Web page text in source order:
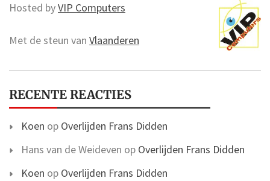
Hosted byVIP Computers
Met de steun van Vlaanderen
RECENTE REACTIES
Koen op Overlijden Frans Didden
Hans van de Weideven op Overlijden Frans Didden
Koen op Overlijden Frans Didden